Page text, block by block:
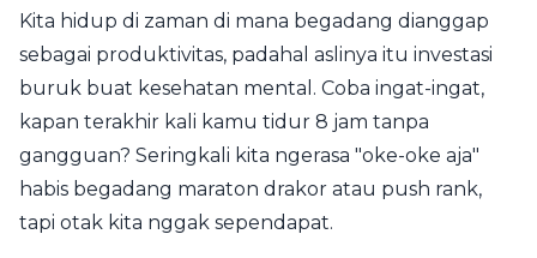
Kita hidup di zaman di mana begadang dianggap
sebagai produktivitas, padahal aslinya itu investasi
buruk buat kesehatan mental. Coba ingat-ingat,
kapan terakhir kali kamu tidur 8 jam tanpa
gangguan? Seringkali kita ngerasa "oke-oke aja"
habis begadang maraton drakor atau push rank,
tapi otak kita nggak sependapat.